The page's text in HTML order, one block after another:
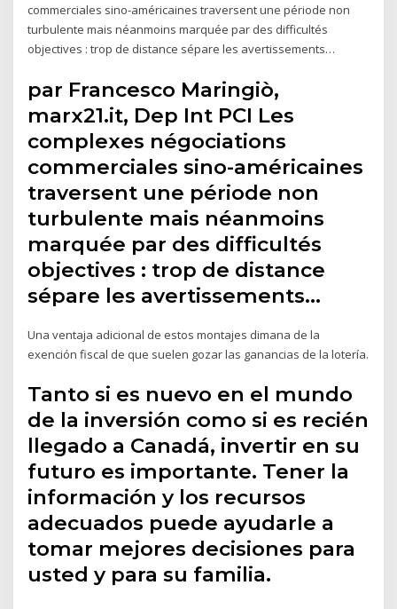
commerciales sino-américaines traversent une période non
turbulente mais néanmoins marquée par des difficultés
objectives : trop de distance sépare les avertissements…
par Francesco Maringiò,
marx21.it, Dep Int PCI Les
complexes négociations
commerciales sino-américaines
traversent une période non
turbulente mais néanmoins
marquée par des difficultés
objectives : trop de distance
sépare les avertissements…
Una ventaja adicional de estos montajes dimana de la
exención fiscal de que suelen gozar las ganancias de la lotería.
Tanto si es nuevo en el mundo
de la inversión como si es recién
llegado a Canadá, invertir en su
futuro es importante. Tener la
información y los recursos
adecuados puede ayudarle a
tomar mejores decisiones para
usted y para su familia.